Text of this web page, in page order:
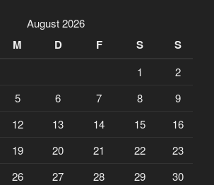
August 2026
M D F S S
1
2
5 6 7 8
9
12 13 14 15
16
19 20 21 22
23
26 27 28 29
30